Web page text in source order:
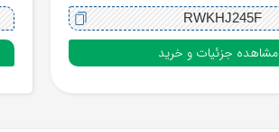
RWKHJ245F
مشاهده جزئیات و خرید